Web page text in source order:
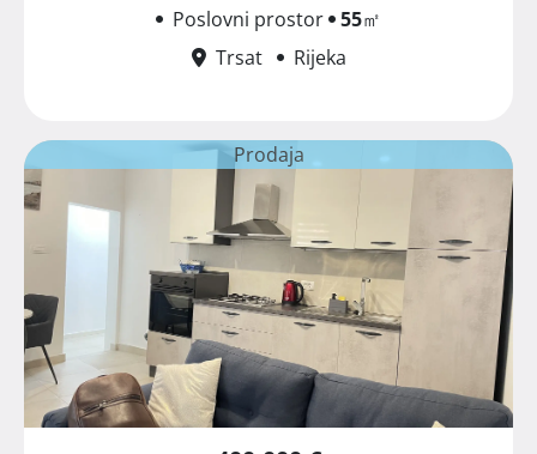
Poslovni prostor 55㎡
Trsat
Rijeka
Prodaja